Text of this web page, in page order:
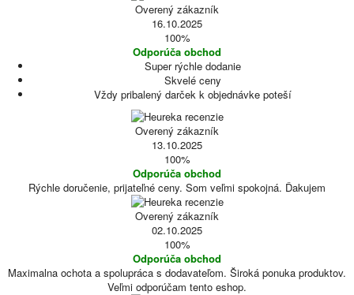
Overený zákazník
16.10.2025
100%
Odporúča obchod
Super rýchle dodanie
Skvelé ceny
Vždy pribalený darček k objednávke poteší
Overený zákazník
13.10.2025
100%
Odporúča obchod
Rýchle doručenie, prijateľné ceny. Som veľmi spokojná. Ďakujem
Overený zákazník
02.10.2025
100%
Odporúča obchod
Maximalna ochota a spolupráca s dodavateľom. Široká ponuka produktov.
Veľmi odporúčam tento eshop.